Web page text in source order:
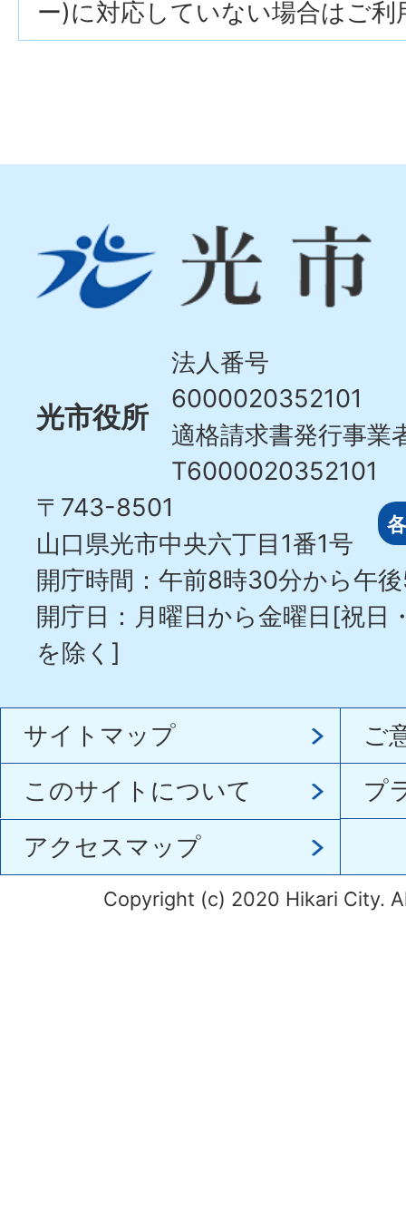
ー)に対応していない場合はご利
市
Hikari
光市役所
法人番号
6000020352101
適格請求書発行事業
T6000020352101
〒743-8501
山口県光市中央六丁目1番1号
開庁時間：午前8時30分から午
開庁日：月曜日から金曜日[祝日
を除く]
サイトマップ
ご
このサイトについて
プ
アクセスマップ
Copyright (c) 2020 Hikari City.